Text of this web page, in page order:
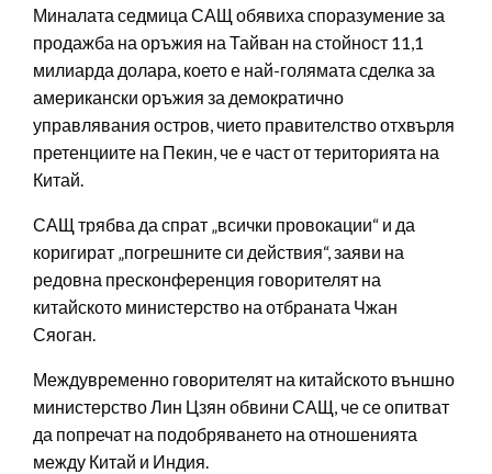
Миналата седмица САЩ обявиха споразумение за
продажба на оръжия на Тайван на стойност 11,1
милиарда долара, което е най-голямата сделка за
американски оръжия за демократично
управлявания остров, чието правителство отхвърля
претенциите на Пекин, че е част от територията на
Китай.
САЩ трябва да спрат „всички провокации“ и да
коригират „погрешните си действия“, заяви на
редовна пресконференция говорителят на
китайското министерство на отбраната Чжан
Сяоган.
Междувременно говорителят на китайското външно
министерство Лин Цзян обвини САЩ, че се опитват
да попречат на подобряването на отношенията
между Китай и Индия.